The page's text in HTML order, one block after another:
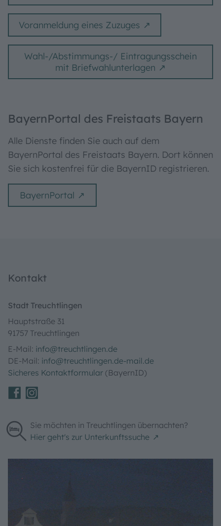
Voranmeldung eines Zuzuges
Wahl-/Abstimmungs-/ Eintragungsschein
mit Briefwahlunterlagen
BayernPortal des Freistaats Bayern
Alle Dienste finden Sie auch auf dem
BayernPortal des Freistaats Bayern. Dort können
Sie sich kostenfrei für die BayernID registrieren.
BayernPortal
Kontakt
Stadt Treuchtlingen
Hauptstraße 31
91757 Treuchtlingen
E-Mail: info@treuchtlingen.de
DE-Mail: info@treuchtlingen.de-mail.de
Sicheres Kontaktformular (BayernID)
Sie möchten in Treuchtlingen übernachten?
Hier geht's zur Unterkunftssuche